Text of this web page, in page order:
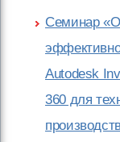
Семинар
Autodesk
360 для